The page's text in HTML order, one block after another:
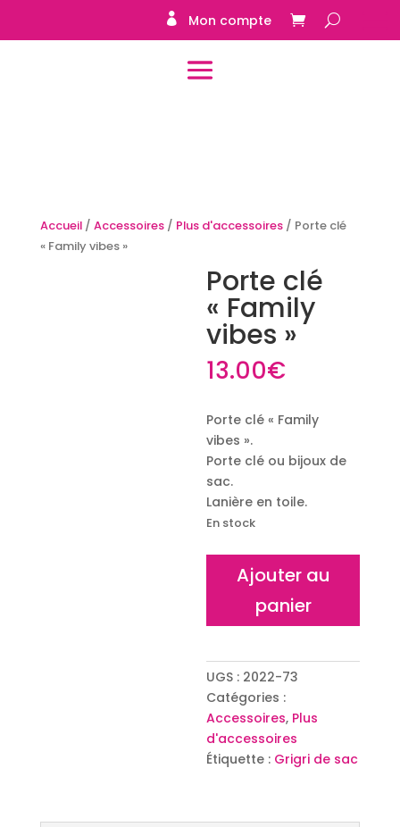
Mon compte
Accueil/ Accessoires/ Plus d'accessoires/ Porte clé
« Family vibes »
Porte clé
« Family
vibes »
13.00€
Porte clé « Family
vibes ».
Porte clé ou bijoux de
sac.
Lanière en toile.
En stock
quantité
clé
vibes"
Ajouter au
panier
UGS : 2022-73
Catégories :
Accessoires, Plus
d'accessoires
Étiquette : Grigri de sac